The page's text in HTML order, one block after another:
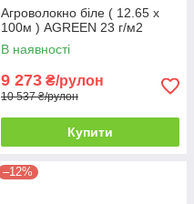
Агроволокно біле ( 12.65 х
100м ) AGREEN 23 г/м2
В наявності
9 273 ₴/рулон
10 537 ₴/рулон
Купити
–12%